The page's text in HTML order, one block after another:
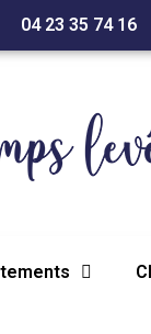
04 23 35 74 16